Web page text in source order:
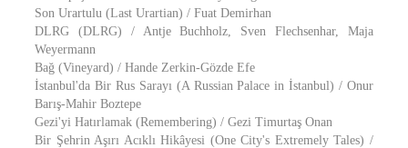
Son Urartulu (Last Urartian) / Fuat Demirhan
DLRG (DLRG) / Antje Buchholz, Sven Flechsenhar, Maja
Weyermann
Bağ (Vineyard) / Hande Zerkin-Gözde Efe
İstanbul'da Bir Rus Sarayı (A Russian Palace in İstanbul) / Onur
Barış-Mahir Boztepe
Gezi'yi Hatırlamak (Remembering) / Gezi Timurtaş Onan
Bir Şehrin Aşırı Acıklı Hikâyesi (One City's Extremely Tales) /